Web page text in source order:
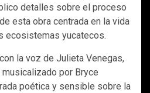
detalles sobre el proceso
esta obra centrada en la vida
ecosistemas yucatecos.
la voz de Julieta Venegas,
por Bryce
poética y sensible sobre la